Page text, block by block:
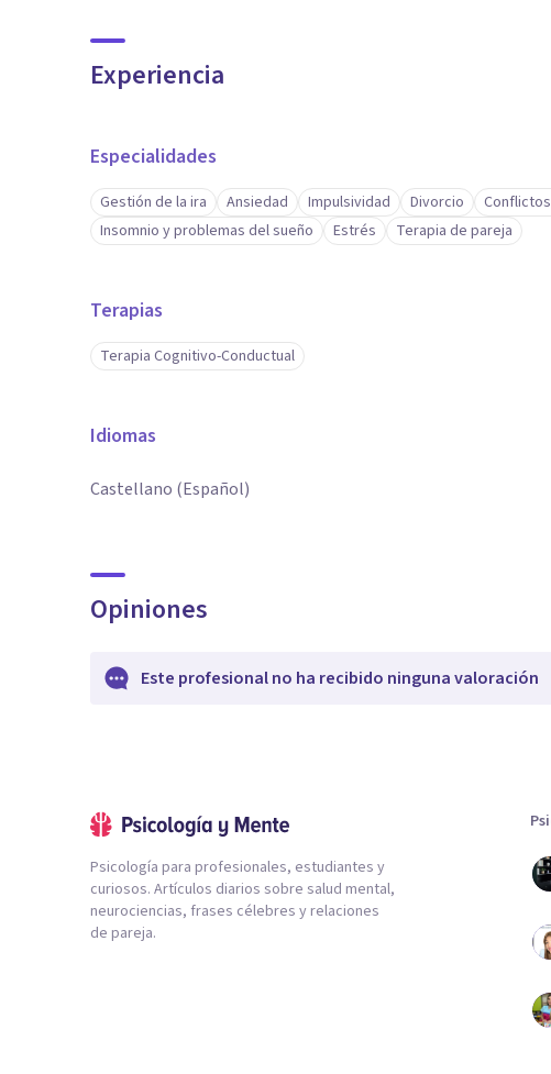
Experiencia
Especialidades
Gestión de la ira Ansiedad Impulsividad Divorcio
Insomnio y problemas del sueño
Estrés Terapia de pareja
Terapias
Terapia Cognitivo-Conductual
Idiomas
Castellano (Español)
Opiniones
Este profesional no ha recibido ninguna valoración
Psicología para profesionales, estudiantes y
curiosos. Artículos diarios sobre salud mental,
neurociencias, frases célebres y relaciones
de pareja.